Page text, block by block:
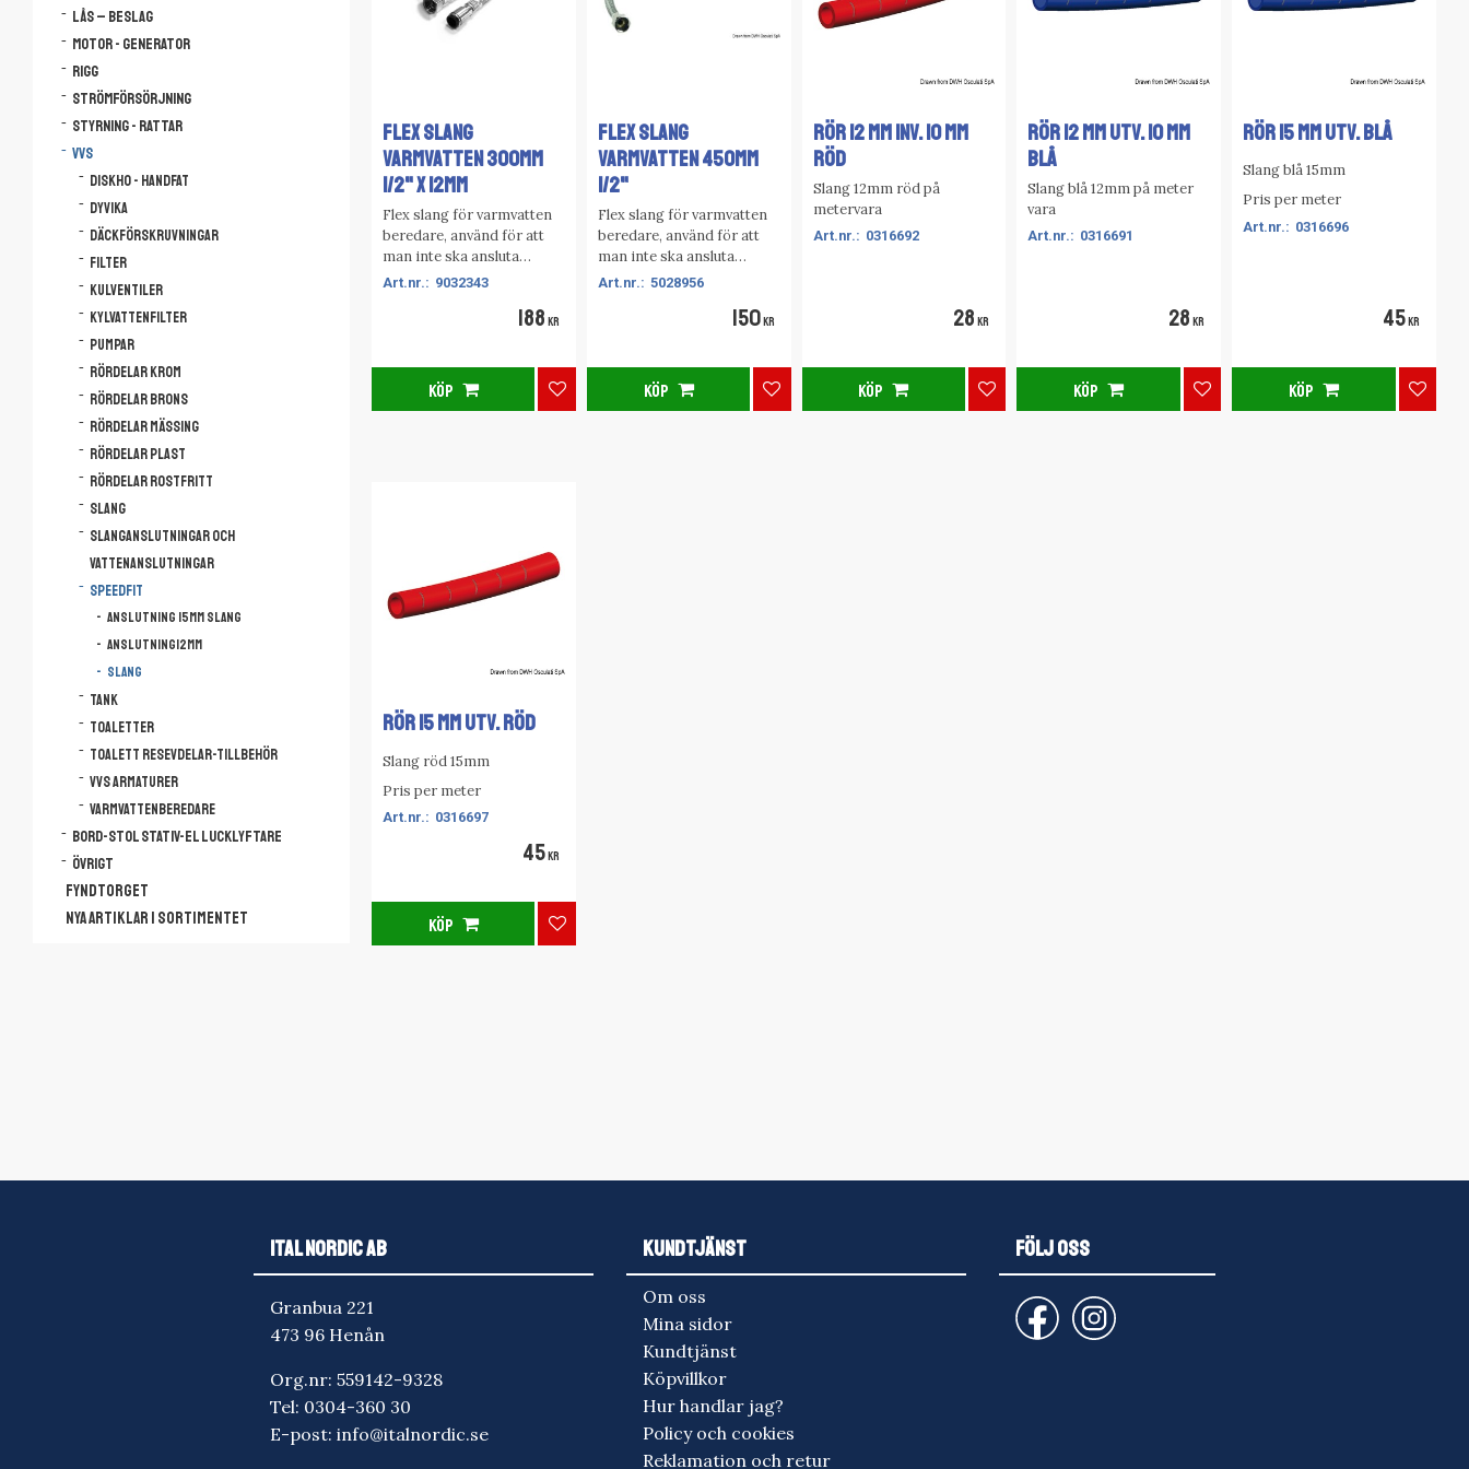
FLEX SLANG
VARMVATTEN 300mm
1/2" X 12MM
Flex slang för varmvatten
beredare, använd för att
man inte ska ansluta
snabbkopplingar typ
9032343
188 KR
Lägg till i favoriter
KÖP
FLEX SLANG
VARMVATTEN 450mm
1/2"
Flex slang för varmvatten
beredare, använd för att
man inte ska ansluta
snabbkopplingar typ
5028956
150KR
Lägg till i favoriter
KÖP
RÖR 12 MM INV. 10 MM
RÖD
Slang 12mm röd på
metervara
0316692
28 KR
Lägg till i favoriter
KÖP
RÖR 12 MM UTV. 10 MM
BLÅ
Slang blå 12mm på meter
vara
0316691
28 KR
Lägg till i favoriter
KÖP
RÖR 15 MM UTV. BLÅ
Slang blå 15mm
Pris per meter
0316696
45KR
Lägg
KÖP
RÖR 15 MM UTV. RÖD
Slang röd 15mm
Pris per meter
0316697
45KR
Lägg till i favoriter
KÖP
Lås – Beslag
Motor - Generator
Rigg
Strömförsörjning
Styrning - Rattar
VVS
Diskho - Handfat
Dyvika
Däckförskruvningar
Filter
Kulventiler
Kylvattenfilter
Pumpar
Rördelar krom
Rördelar brons
Rördelar mässing
Rördelar plast
Rördelar rostfritt
Slang
Slanganslutningar och
vattenanslutningar
Speedfit
Anslutning 15mm slang
Anslutning12mm
Slang
Tank
Toaletter
Toalett resevdelar-tillbehör
VVS armaturer
Varmvattenberedare
Bord-Stol Stativ-El lucklyftare
Övrigt
FYNDTORGET
NYA ARTIKLAR I SORTIMENTET
ITAL NORDIC AB
Granbua 221
473 96 Henån
Org.nr: 559142-9328
Tel: 0304-360 30
E-post:info@italnordic.se
KUNDTJÄNST
Om oss
Mina sidor
Kundtjänst
Köpvillkor
Hur handlar jag?
Policy och cookies
Reklamation och retur
FÖLJ OSS